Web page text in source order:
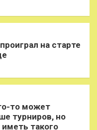
на старте
то может
турниров, но
такого